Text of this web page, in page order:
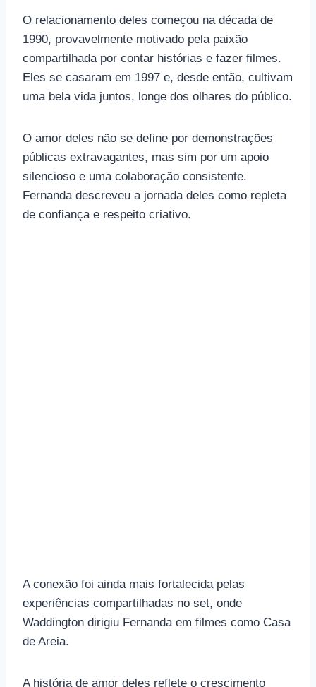
O relacionamento deles começou na década de
1990, provavelmente motivado pela paixão
compartilhada por contar histórias e fazer filmes.
Eles se casaram em 1997 e, desde então, cultivam
uma bela vida juntos, longe dos olhares do público.
O amor deles não se define por demonstrações
públicas extravagantes, mas sim por um apoio
silencioso e uma colaboração consistente.
Fernanda descreveu a jornada deles como repleta
de confiança e respeito criativo.
A conexão foi ainda mais fortalecida pelas
experiências compartilhadas no set, onde
Waddington dirigiu Fernanda em filmes como Casa
de Areia.
A história de amor deles reflete o crescimento